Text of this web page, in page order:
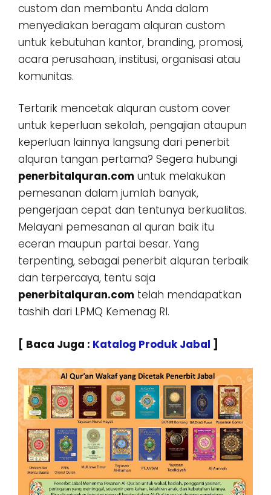
custom dan membantu Anda dalam
menyediakan beragam alquran custom
untuk kebutuhan kantor, branding, promosi,
acara perusahaan, institusi, organisasi atau
komunitas.
Tertarik mencetak alquran custom cover
untuk keperluan sekolah, pengajian ataupun
keperluan lainnya langsung dari penerbit
alquran tangan pertama? Segera hubungi
penerbitalquran.com untuk melakukan
pemesanan dalam jumlah banyak,
pengerjaan cepat dan tentunya berkualitas.
Melayani pemesanan al quran baik itu
eceran maupun partai besar. Yang
terpenting, sebagai penerbit alquran terbaik
dan terpercaya, tentu saja
penerbitalquran.com telah mendapatkan
tashih dari LPMQ Kemenag RI.
[ Baca Juga : Katalog Produk Jabal ]